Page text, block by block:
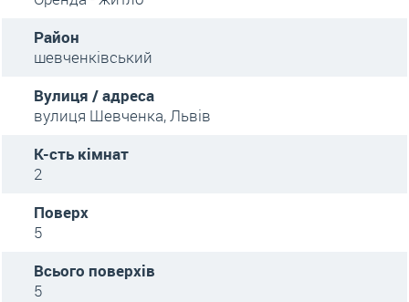
Район
шевченківський
Вулиця / адреса
вулиця Шевченка, Львів
К-сть кімнат
2
Поверх
5
Всього поверхів
5